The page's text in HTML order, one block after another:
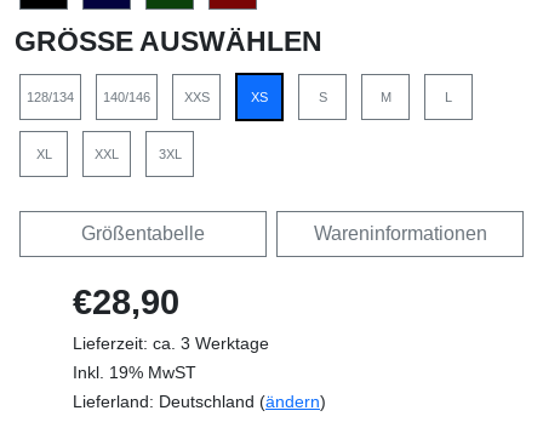
GRÖSSE AUSWÄHLEN
128/134 140/146 XXS XS S M L
XL XXL 3XL
Größentabelle Wareninformationen
€28,90
Lieferzeit: ca. 3 Werktage
Inkl. 19% MwST
Lieferland: Deutschland (ändern)